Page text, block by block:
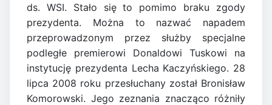
ds. WSI. Stało się to pomimo braku zgody
prezydenta. Można to nazwać napadem
przeprowadzonym przez służby specjalne
podległe premierowi Donaldowi Tuskowi na
instytucję prezydenta Lecha Kaczyńskiego. 28
lipca 2008 roku przesłuchany został Bronisław
Komorowski. Jego zeznania znacząco różniły